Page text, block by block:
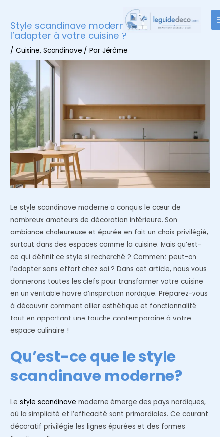
contenu
Style scandinave moderne : Comment
l’adapter à votre cuisine ?
/Cuisine,Scandinave / ParJérôme
Le style scandinave moderne a conquis le cœur de
nombreux amateurs de décoration intérieure. Son
ambiance chaleureuse et épurée en fait un choix privilégié,
surtout dans des espaces comme la cuisine. Mais qu’est-
ce qui définit ce style si recherché ? Comment peut-on
l’adopter sans effort chez soi ? Dans cet article, nous vous
donnerons toutes les clefs pour transformer votre cuisine
en un véritable havre d’inspiration nordique. Préparez-vous
à découvrir comment allier esthétique et fonctionnalité
tout en apportant une touche contemporaine à votre
espace culinaire !
Qu’est-ce que le style
scandinave moderne?
Lestyle scandinave moderne émerge des pays nordiques,
où la simplicité et l’efficacité sont primordiales. Ce courant
décoratif privilégie les lignes épurées et des formes